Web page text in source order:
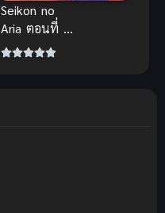
Seikon no
Aria ตอนที่ 1-
2 ซับไทย H-